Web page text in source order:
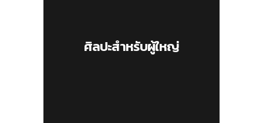
ศิลปะสำหรับผู้ใหญ่